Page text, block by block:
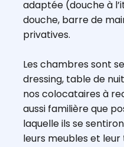
adaptée (douche à
douche, barre de
privatives.
Les chambres sont
dressing, table de
nos colocataires à
aussi familière que
laquelle ils se
leurs meubles et